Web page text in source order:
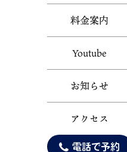
料金案内
Youtube
お知らせ
アクセス
電話で予約